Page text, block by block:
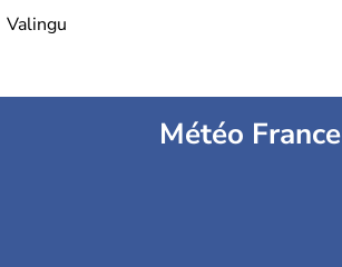
Valingu
Météo France